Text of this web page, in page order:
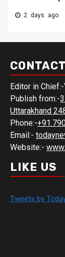
2 days ago
Editor in
Publish from:-
Uttarakhand
Phone:-
Email:-
Website:-
LIKE US
Tweets by